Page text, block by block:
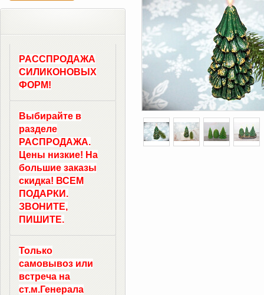
РАССПРОДАЖА
СИЛИКОНОВЫХ
ФОРМ!
Выбирайте в
разделе
РАСПРОДАЖА.
Цены низкие! На
большие заказы
скидка! ВСЕМ
ПОДАРКИ.
ЗВОНИТЕ,
ПИШИТЕ.
Только
самовывоз или
встреча на
ст.м.Генерала